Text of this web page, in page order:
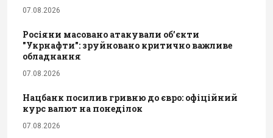
07.08.2026
Росіяни масовано атакували обʼєкти
"Укрнафти": зруйновано критично важливе
обладнання
07.08.2026
Нацбанк посилив гривню до євро: офіційний
курс валют на понеділок
07.08.2026